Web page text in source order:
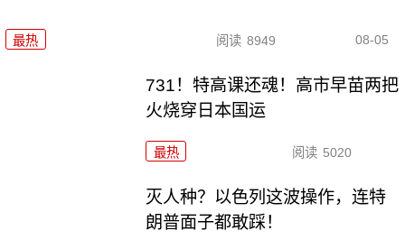
最热 阅读 8949 08-05
731！特高课还魂！高市早苗两把
火烧穿日本国运
最热 阅读 5020
灭人种？以色列这波操作，连特
朗普面子都敢踩！